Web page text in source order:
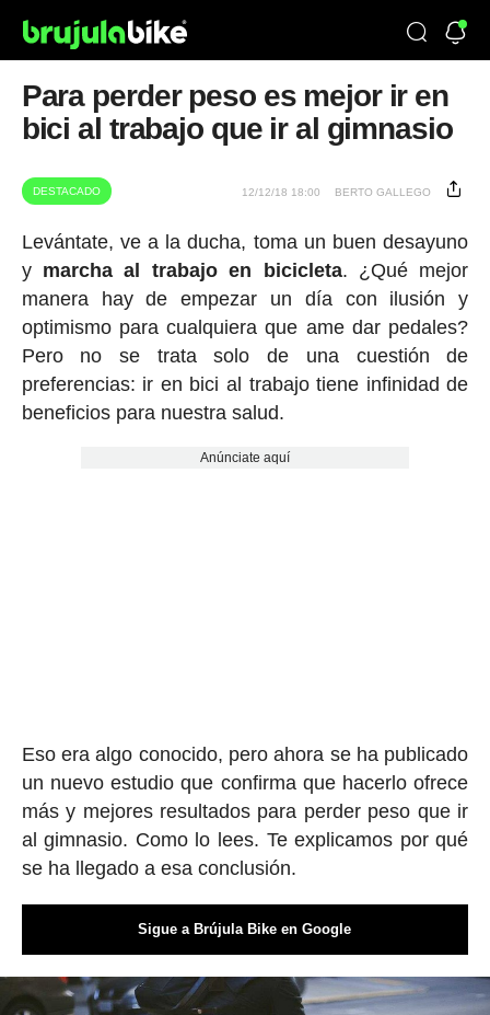
Para perder peso es mejor ir en
bici al trabajo que ir al gimnasio
DESTACADO 12/12/18 18:00 BERTO GALLEGO
Levántate, ve a la ducha, toma un buen desayuno
y marcha al trabajo en bicicleta. ¿Qué mejor
manera hay de empezar un día con ilusión y
optimismo para cualquiera que ame dar pedales?
Pero no se trata solo de una cuestión de
preferencias: ir en bici al trabajo tiene infinidad de
beneficios para nuestra salud.
Anúnciate aquí
Eso era algo conocido, pero ahora se ha publicado
un nuevo estudio que confirma que hacerlo ofrece
más y mejores resultados para perder peso que ir
al gimnasio. Como lo lees. Te explicamos por qué
se ha llegado a esa conclusión.
Sigue a Brújula Bike en Google